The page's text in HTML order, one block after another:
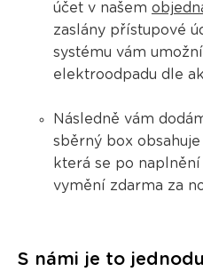
účet v našem
zaslány přístupové
systému vám
elektroodpadu dle
Následně vám
sběrný box
která se po
vymění zdarma za
S námi je to